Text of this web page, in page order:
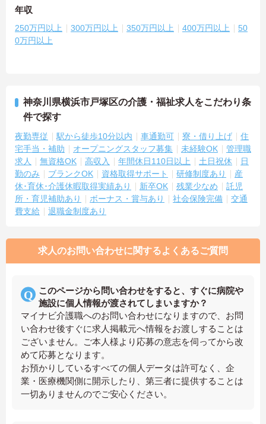
年収
250万円以上 300万円以上 350万円以上 400万円以上
50
0万円以上
神奈川県横浜市戸塚区の介護・福祉求人をこだわり条
件で探す
夜勤専従 駅から徒歩10分以内 車通勤可 寮・借り上げ
住
宅手当・補助
オープニングスタッフ募集 未経験OK
管理職
求人
無資格OK 高収入 年間休日110日以上 土日祝休
日
勤のみ
ブランクOK 資格取得サポート 研修制度あり
産
休･育休･介護休暇取得実績あり
新卒OK 残業少なめ
託児
所・育児補助あり
ボーナス・賞与あり 社会保険完備
交通
費支給
退職金制度あり
求人のお問い合わせに関するよくあるご質問
このページから問い合わせをすると、すぐに病院や
施設に個人情報が渡されてしまいますか？
マイナビ介護職へのお問い合わせになりますので、お問
い合わせ後すぐに求人掲載元へ情報をお渡しすることは
ございません。ご本人様より応募の意志を伺ってから改
めて応募となります。
お預かりしているすべての個人データは許可なく、企
業・医療機関側に開示したり、第三者に提供することは
一切ありませんのでご安心ください。